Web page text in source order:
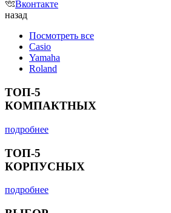
Вконтакте
назад
Посмотреть все
Casio
Yamaha
Roland
ТОП-5
КОМПАКТНЫХ
подробнее
ТОП-5
КОРПУСНЫХ
подробнее